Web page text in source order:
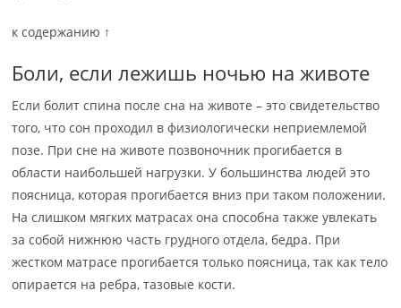
к содержанию ↑
Боли, если лежишь ночью на животе
Если болит спина после сна на животе – это свидетельство
того, что сон проходил в физиологически неприемлемой
позе. При сне на животе позвоночник прогибается в
области наибольшей нагрузки. У большинства людей это
поясница, которая прогибается вниз при таком положении.
На слишком мягких матрасах она способна также увлекать
за собой нижнюю часть грудного отдела, бедра. При
жестком матрасе прогибается только поясница, так как тело
опирается на ребра, тазовые кости.